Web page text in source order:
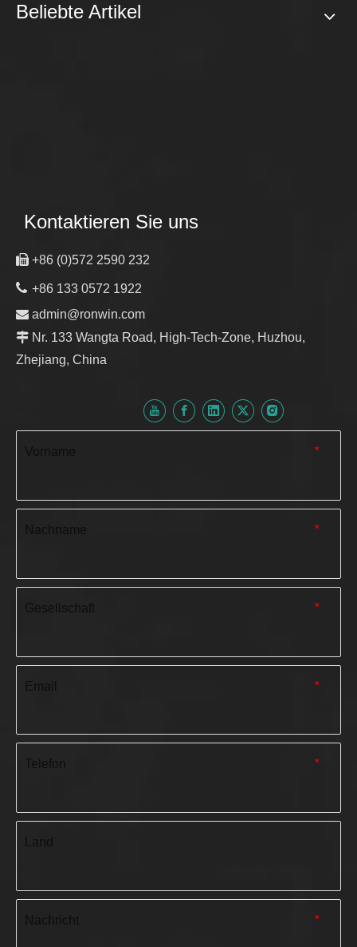
Beliebte Artikel
Kontaktieren Sie uns
 +86 (0)572 2590 232
 +86 133 0572 1922
 admin@ronwin.com
 Nr. 133 Wangta Road, High-Tech-Zone, Huzhou,
Zhejiang, China
*
*
*
Gesellschaft
*
*
Telefon
*